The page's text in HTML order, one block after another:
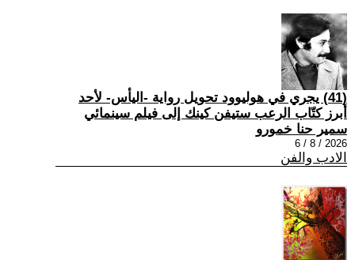
(41) يجري في هوليوود تحويل رواية -اليأس- لأحد
أبرز كتّاب الرعب ستيفن كينك إلى فيلم سينمائي
سمير حنا خمورو
2026 / 8 / 6
الادب والفن